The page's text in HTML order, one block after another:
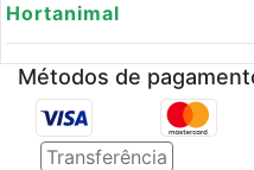
Hortanimal
Métodos de
Transferência